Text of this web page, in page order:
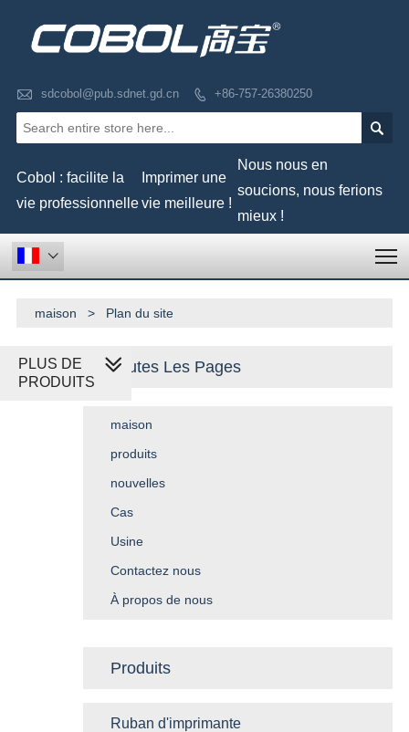
 sdcobol@pub.sdnet.gd.cn  +86-757-26380250

Cobol : facilite la
vie professionnelle
Imprimer une
vie meilleure !
Nous nous en
soucions, nous ferions
mieux !

maison > Plan du site
Toutes Les Pages
maison
produits
nouvelles
Cas
Usine
Contactez nous
À propos de nous
Produits
Ruban d'imprimante
PLUS DE
PRODUITS